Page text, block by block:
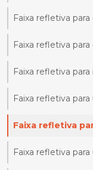
Faixa refletiva
Faixa refletiva para
Faixa refletiva para
Faixa refletiva
Faixa refletiva
Faixa refletiva